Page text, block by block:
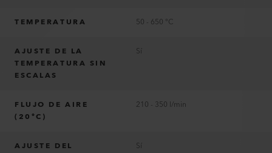
TEMPERATURA 50 - 650 °C
AJUSTE DE LA
TEMPERATURA SIN
ESCALAS
Sí
FLUJO DE AIRE
(20°C)
210 - 350 l/min
AJUSTE DEL
Sí